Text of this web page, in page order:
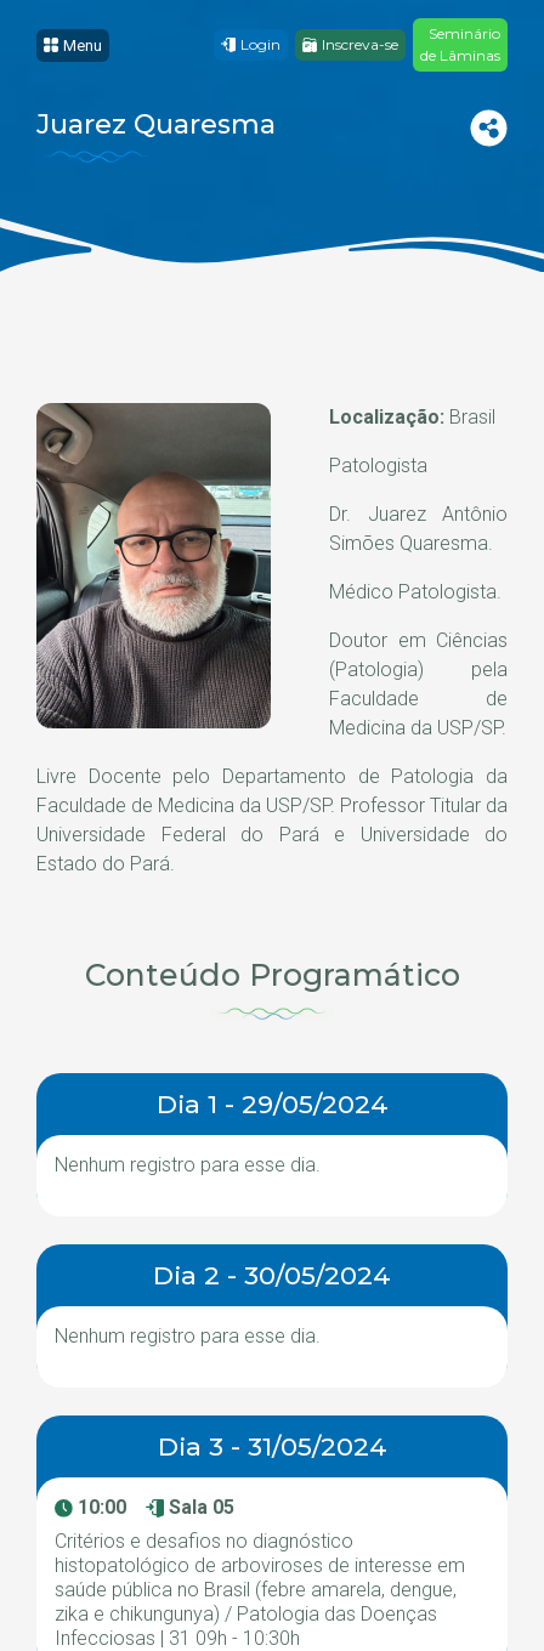
Juarez Quaresma
Menu Login Inscreva-se
Seminário
de Lâminas
Localização: Brasil
Patologista
Dr. Juarez Antônio
Simões Quaresma.
Médico Patologista.
Doutor em Ciências
(Patologia) pela
Faculdade de
Medicina da USP/SP.
Livre Docente pelo Departamento de Patologia da
Faculdade de Medicina da USP/SP. Professor Titular da
Universidade Federal do Pará e Universidade do
Estado do Pará.
Conteúdo Programático
Dia 1 - 29/05/2024
Nenhum registro para esse dia.
Dia 2 - 30/05/2024
Nenhum registro para esse dia.
Dia 3 - 31/05/2024
10:00
Sala 05
Critérios e desafios no diagnóstico
histopatológico de arboviroses de interesse em
saúde pública no Brasil (febre amarela, dengue,
zika e chikungunya) / Patologia das Doenças
Infecciosas | 31 09h - 10:30h